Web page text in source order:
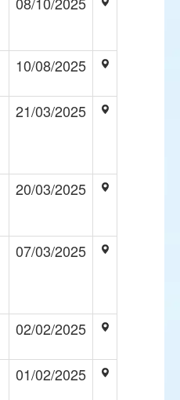
10/08/2025
21/03/2025
20/03/2025
07/03/2025
02/02/2025
01/02/2025